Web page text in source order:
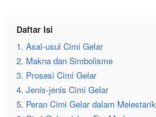
Daftar Isi
1. Asal-usul Cimi Gelar
2. Makna dan Simbolisme
3. Prosesi Cimi Gelar
4. Jenis-jenis Cimi Gelar
5. Peran Cimi Gelar dalam